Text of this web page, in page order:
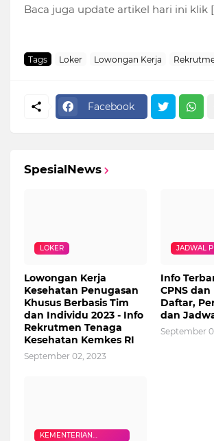
Baca juga update artikel hari ini klik [
Tags Loker Lowongan Kerja
Facebook
SpesialNews
LOKER
Lowongan Kerja
Kesehatan Penugasan
Khusus Berbasis Tim
dan Individu 2023 - Info
Rekrutmen Tenaga
Kesehatan Kemkes RI
September 02, 2023
JADWAL
Info
CPNS dan
Daftar,
dan
September
KEMENTERIAN